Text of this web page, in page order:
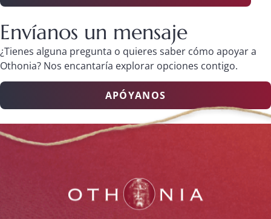
Envíanos un mensaje
¿Tienes alguna pregunta o quieres saber cómo apoyar a
Othonia? Nos encantaría explorar opciones contigo.
APÓYANOS